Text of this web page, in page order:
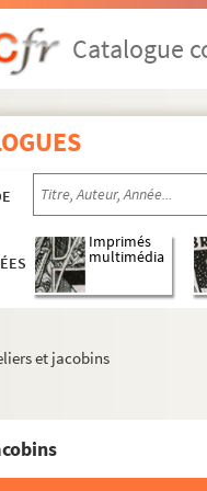
Catalogue
Imprimés
multimédia
et jacobins